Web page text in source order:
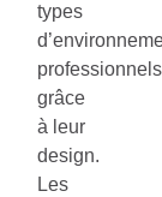
types
professionnels
grâce
à leur
design.
Les